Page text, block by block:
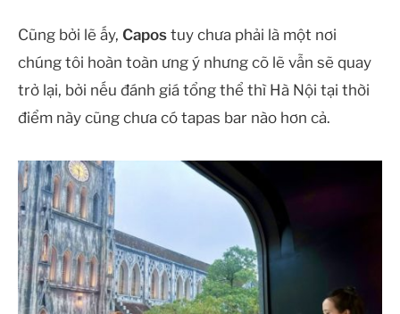
Cũng bởi lẽ ấy, Capos tuy chưa phải là một nơi
chúng tôi hoàn toàn ưng ý nhưng cõ lẽ vẫn sẽ quay
trở lại, bởi nếu đánh giá tổng thể thì Hà Nội tại thời
điểm này cũng chưa có tapas bar nào hơn cả.